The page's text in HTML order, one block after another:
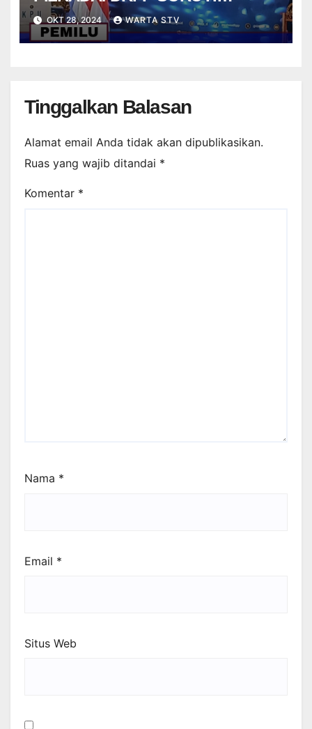
KEDEKATAN
PENYELENGGARAAN DENGAN
PESERTA
OKT 28, 2024 WARTA STV
Tinggalkan Balasan
Alamat email Anda tidak akan dipublikasikan.
Ruas yang wajib ditandai *
Komentar *
Nama *
Email *
Situs Web